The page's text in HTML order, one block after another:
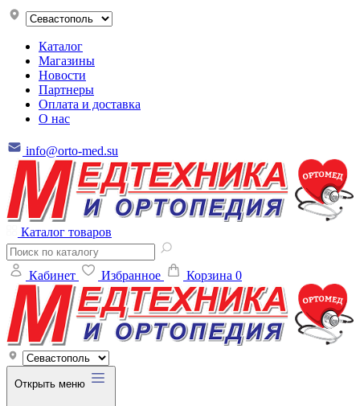
Каталог
Магазины
Новости
Партнеры
Оплата и доставка
О нас
info@orto-med.su
Каталог товаров
Кабинет Избранное Корзина 0
Открыть меню